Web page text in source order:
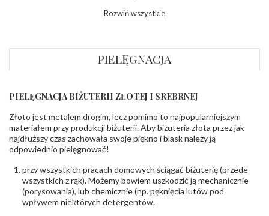
KAMIENIE
Rodzaje
kamieni:
Cyrkonia
Liczba kamieni:
Cyrkonia - 1 szt.
Szlif kamieni:
(łącznie)
INNE PARAMETRY
Rozwiń wszystkie
PIELĘGNACJA
PIELĘGNACJA BIŻUTERII ZŁOTEJ I SREBRNEJ
Złoto jest metalem drogim, lecz pomimo to najpopularniejszym
materiałem przy produkcji biżuterii. Aby biżuteria złota przez jak
najdłuższy czas zachowała swoje piękno i blask należy ją
odpowiednio pielęgnować!
przy wszystkich pracach domowych ściągać biżuterię (przede
wszystkich z rąk). Możemy bowiem uszkodzić ją mechanicznie
(porysowania), lub chemicznie (np. pęknięcia lutów pod
wpływem niektórych detergentów.